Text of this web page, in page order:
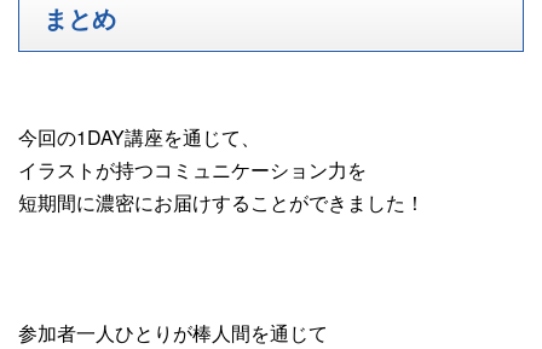
まとめ
今回の1DAY講座を通じて、
イラストが持つコミュニケーション力を
短期間に濃密にお届けすることができました！
参加者一人ひとりが棒人間を通じて